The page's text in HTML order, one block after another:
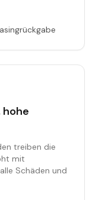
hohe
treiben die
mit
Schäden und